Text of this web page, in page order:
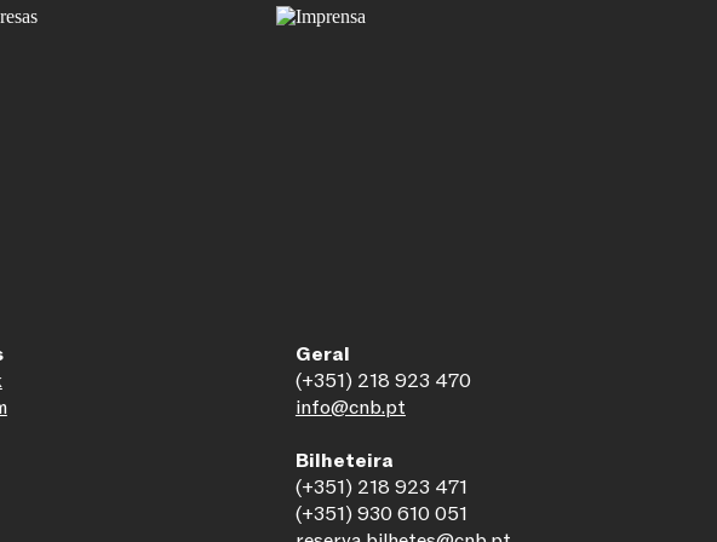
Geral
(+351) 218 923 470
info@cnb.pt
Bilheteira
(+351) 218 923 471
(+351) 930 610 051